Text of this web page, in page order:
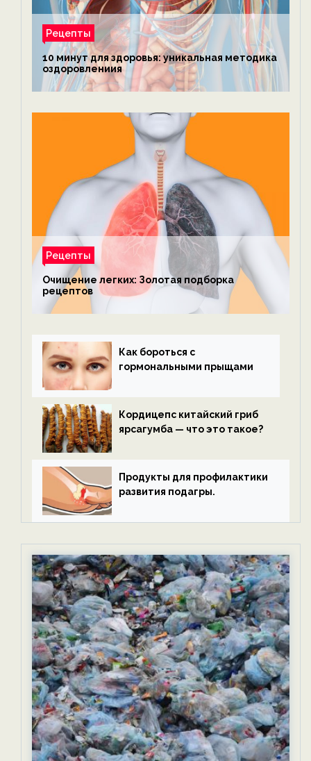
Рецепты
10 минут для здоровья: уникальная методика
оздоровлениия
Рецепты
Очищение легких: Золотая подборка
рецептов
Как бороться с
гормональными прыщами
Кордицепс китайский гриб
ярсагумба — что это такое?
Продукты для профилактики
развития подагры.